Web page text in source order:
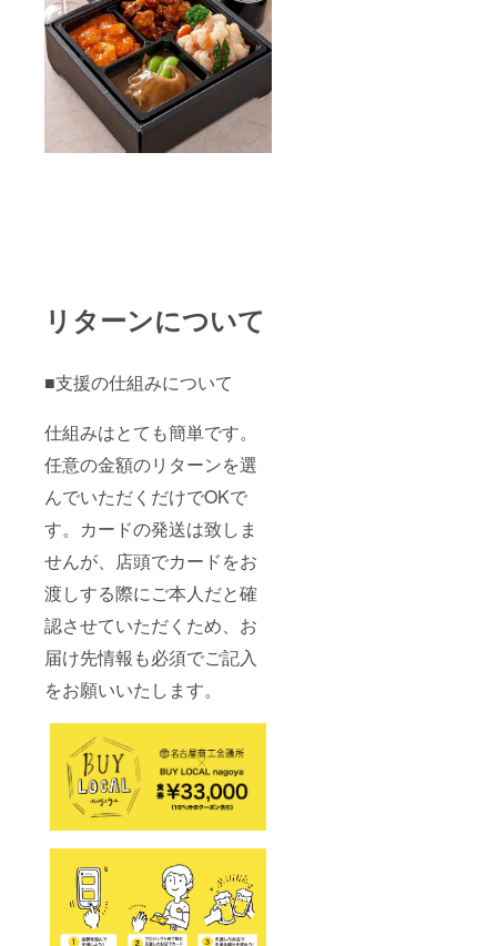
リターンについて
■支援の仕組みについて
仕組みはとても簡単です。
任意の金額のリターンを選
んでいただくだけでOKで
す。カードの発送は致しま
せんが、店頭でカードをお
渡しする際にご本人だと確
認させていただくため、お
届け先情報も必須でご記入
をお願いいたします。